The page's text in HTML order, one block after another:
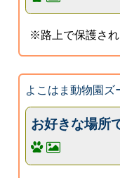
※路上で保護され
よこはま動物園ズ
お好きな場所